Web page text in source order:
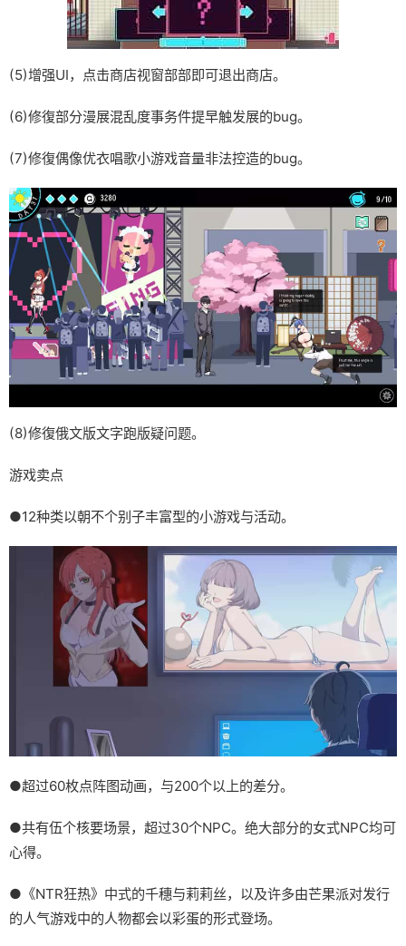
(5)增强UI，点击商店视窗部部即可退出商店。
(6)修復部分漫展混乱度事务件提早触发展的bug。
(7)修復偶像优衣唱歌小游戏音量非法控造的bug。
(8)修復俄文版文字跑版疑问题。
游戏卖点
●12种类以朝不个别子丰富型的小游戏与活动。
●超过60枚点阵图动画，与200个以上的差分。
●共有伍个核要场景，超过30个NPC。绝大部分的女式NPC均可
心得。
●《NTR狂热》中式的千穗与莉莉丝，以及许多由芒果派对发行
的人气游戏中的人物都会以彩蛋的形式登场。